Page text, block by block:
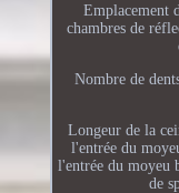
Emplacement
chambres de
Nombre de
Longeur de la
l'entrée du
l'entrée du moyeu
de